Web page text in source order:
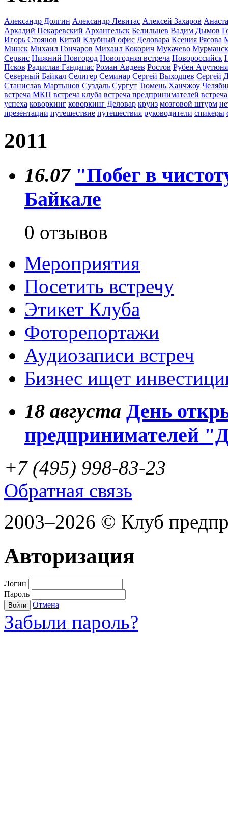
Александр Долгин Александр Левитас Алексей Захаров
Аркадий Пекаревский Архангельск Белильцев Вадим Дымов
Игорь Стоянов Китай Клубный офис Деловара Ксения Рясова
Минск Михаил Гончаров Михаил Кокорич Мукачево Мурманск
Сервис Нижний Новгород Новогодняя встреча Новороссийск
Псков Радислав Гандапас Роман Авдеев Ростов Рубен
Северный Байкал Селигер Семинар Сергей Выходцев Сергей
Станислав Мартынов Суздаль Сургут Тюмень Ханчжоу
встреча МКП встреча клуба встреча предпринимателей
успеха коворкинг коворкинг Деловар круиз мозговой штурм
презентации путешествие путешествия руководители спикеры
2011
16.07 "Побег в
Байкале
0 отзывов
Мероприятия
Посетить встречу
Этикет Клуба
Фоторепортажи
Аудиозаписи встреч
Бизнес ищет
18 августа День
предпринимателей
+7 (495) 998-83-23
Обратная связь
2003–2026 © Клуб
Авторизация
Логин
Пароль
Войти Отмена
Забыли пароль?